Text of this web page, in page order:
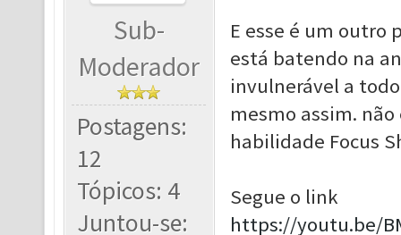
Sub-
Moderador
Postagens:
12
Tópicos: 4
Juntou-se:
E esse é um outro
está batendo na
invulnerável a
mesmo assim.
habilidade Focus
Segue o link
https://youtu.be/